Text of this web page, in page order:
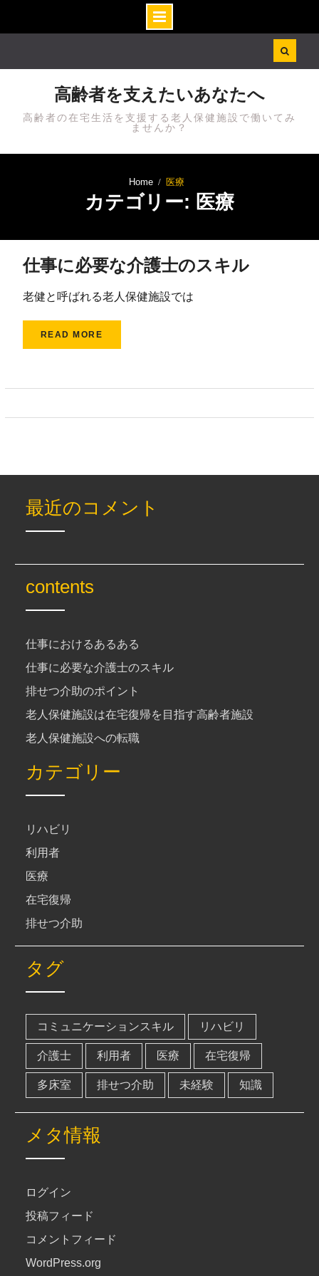
高齢者を支えたいあなたへ
高齢者の在宅生活を支援する老人保健施設で働いてみ
ませんか？
Home 医療
カテゴリー: 医療
仕事に必要な介護士のスキル
老健と呼ばれる老人保健施設では
READ MORE
最近のコメント
contents
仕事におけるあるある
仕事に必要な介護士のスキル
排せつ介助のポイント
老人保健施設は在宅復帰を目指す高齢者施設
老人保健施設への転職
カテゴリー
リハビリ
利用者
医療
在宅復帰
排せつ介助
タグ
コミュニケーションスキル リハビリ
介護士 利用者 医療 在宅復帰
多床室 排せつ介助 未経験 知識
メタ情報
ログイン
投稿フィード
コメントフィード
WordPress.org